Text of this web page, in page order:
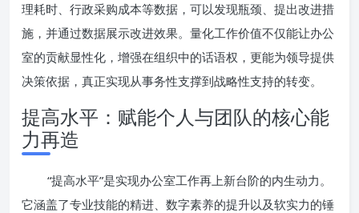
理耗时、行政采购成本等数据，可以发现瓶颈、提出改进措
施，并通过数据展示改进效果。量化工作价值不仅能让办公
室的贡献显性化，增强在组织中的话语权，更能为领导提供
决策依据，真正实现从事务性支撑到战略性支持的转变。
提高水平：赋能个人与团队的核心能
力再造
“提高水平”是实现办公室工作再上新台阶的内生动力。
它涵盖了专业技能的精进、数字素养的提升以及软实力的锤